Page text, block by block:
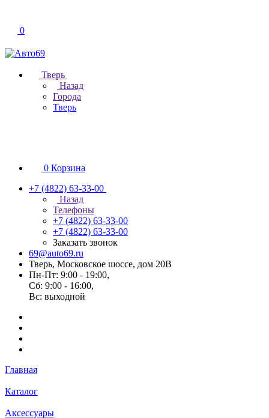
0
Тверь
Назад
Города
Тверь
0 Корзина
+7 (4822) 63-33-00
Назад
Телефоны
+7 (4822) 63-33-00
+7 (4822) 63-33-00
Заказать звонок
69@auto69.ru
Тверь, Московское шоссе, дом 20В
Пн-Пт: 9:00 - 19:00,
Сб: 9:00 - 16:00,
Вс: выходной
Главная
Каталог
Аксессуары